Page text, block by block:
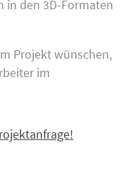
in den 3D-Formaten
Projekt wünschen,
im